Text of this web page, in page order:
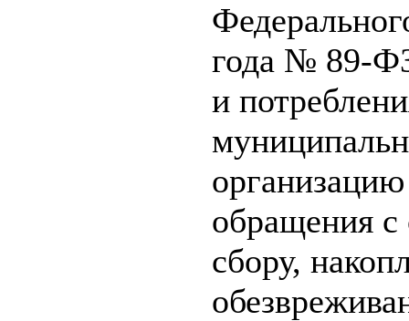
года № 89-
и
обращения с
сбору,